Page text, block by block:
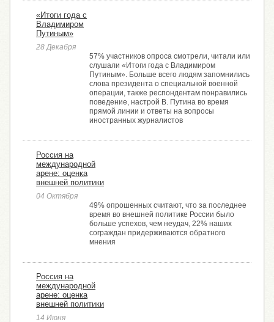
«Итоги года с
Владимиром
Путиным»
28 Декабря
57% участников опроса смотрели, читали или
слушали «Итоги года с Владимиром
Путиным». Больше всего людям запомнились
слова президента о специальной военной
операции, также респондентам понравились
поведение, настрой В. Путина во время
прямой линии и ответы на вопросы
иностранных журналистов
Россия на
международной
арене: оценка
внешней политики
04 Октября
49% опрошенных считают, что за последнее
время во внешней политике России было
больше успехов, чем неудач, 22% наших
сограждан придерживаются обратного
мнения
Россия на
международной
арене: оценка
внешней политики
14 Июня